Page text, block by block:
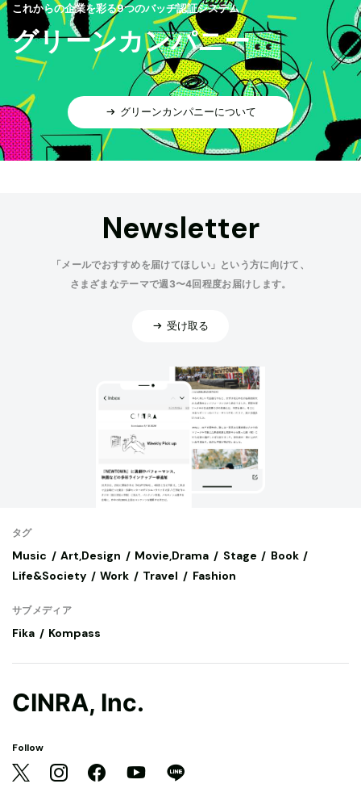
これからの企業を彩る9つのバッヂ認証システム
グリーンカンパニー
グリーンカンパニーについて
Newsletter
「メールでおすすめを届けてほしい」という方に向けて、
さまざまなテーマで週3〜4回程度お届けします。
受け取る
タグ
Music Art,Design Movie,Drama Stage
Book
Life&Society
Work Travel Fashion
サブメディア
Fika Kompass
CINRA, Inc.
Follow